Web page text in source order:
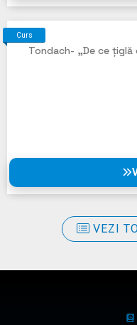
Curs
Tondach- „De ce țiglă
VEZI